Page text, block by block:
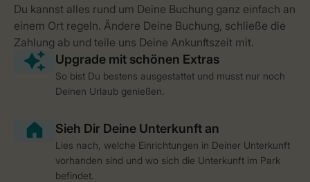
So bist Du bestens ausgestattet und musst nur noch
Deinen Urlaub genießen.
Lies nach, welche Einrichtungen in Deiner Unterkunft
vorhanden sind und wo sich die Unterkunft im Park
befindet.